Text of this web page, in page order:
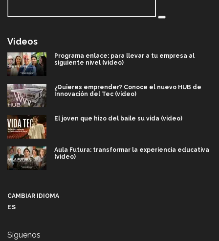
Videos
Programa enlace: para llevar a tu empresa al
siguiente nivel (video)
¿Quieres emprender? Conoce el nuevo HUB de
Innovación del Tec (video)
El joven que hizo del baile su vida (video)
Aula Futura: transformar la experiencia educativa
(video)
CAMBIAR IDIOMA
ES
Síguenos